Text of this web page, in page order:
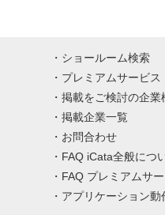
ショールーム検索
プレミアムサービス
掲載をご検討の企業
掲載企業一覧
お問合わせ
FAQ iCata全般につ
FAQ プレミアムサ
アプリケーション動